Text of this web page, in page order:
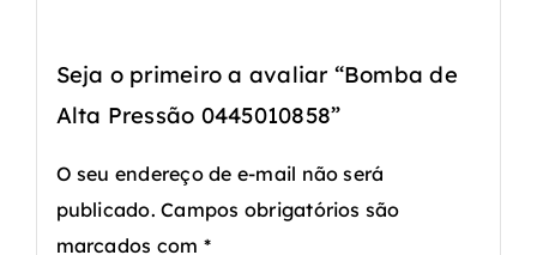
Seja o primeiro a avaliar “Bomba de
Alta Pressão 0445010858”
O seu endereço de e-mail não será
publicado. Campos obrigatórios são
marcados com *